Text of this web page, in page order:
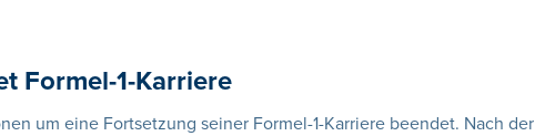
Formel-1-Karriere
um eine Fortsetzung seiner Formel-1-Karriere beendet. Nach der